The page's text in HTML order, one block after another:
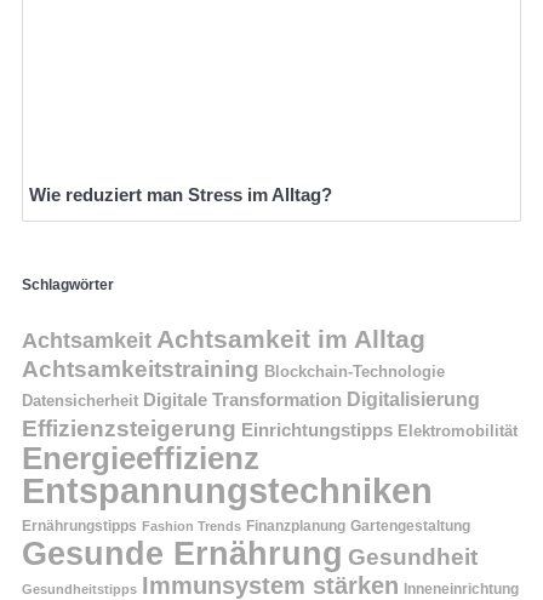
Wie reduziert man Stress im Alltag?
Schlagwörter
Achtsamkeit Achtsamkeit im Alltag
Achtsamkeitstraining Blockchain-Technologie
Datensicherheit Digitale Transformation Digitalisierung
Effizienzsteigerung Einrichtungstipps Elektromobilität
Energieeffizienz
Entspannungstechniken
Ernährungstipps Fashion Trends Finanzplanung Gartengestaltung
Gesunde Ernährung Gesundheit
Gesundheitstipps Immunsystem stärken Inneneinrichtung